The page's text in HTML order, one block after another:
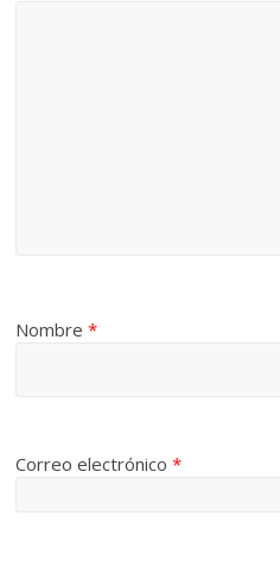
Nombre*
Correo electrónico*